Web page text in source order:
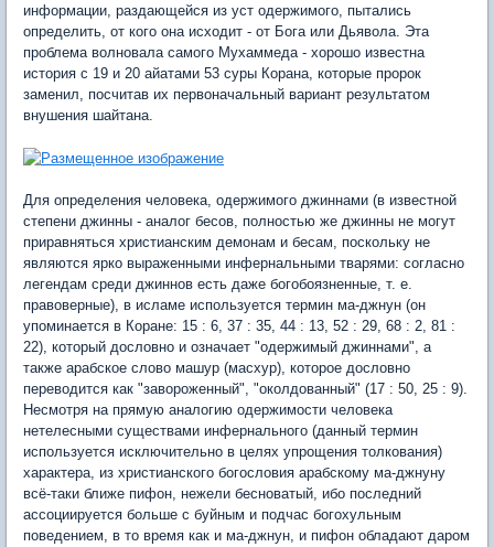
информации, раздающейся из уст одержимого, пытались
определить, от кого она исходит - от Бога или Дьявола. Эта
проблема волновала самого Мухаммеда - хорошо известна
история с 19 и 20 айатами 53 суры Корана, которые пророк
заменил, посчитав их первоначальный вариант результатом
внушения шайтана.
Для определения человека, одержимого джиннами (в известной
степени джинны - аналог бесов, полностью же джинны не могут
приравняться христианским демонам и бесам, поскольку не
являются ярко выраженными инфернальными тварями: согласно
легендам среди джиннов есть даже богобоязненные, т. е.
правоверные), в исламе используется термин ма-джнун (он
упоминается в Коране: 15 : 6, 37 : 35, 44 : 13, 52 : 29, 68 : 2, 81 :
22), который дословно и означает "одержимый джиннами", а
также арабское слово машур (масхур), которое дословно
переводится как "завороженный", "околдованный" (17 : 50, 25 : 9).
Несмотря на прямую аналогию одержимости человека
нетелесными существами инфернального (данный термин
используется исключительно в целях упрощения толкования)
характера, из христианского богословия арабскому ма-джнуну
всё-таки ближе пифон, нежели бесноватый, ибо последний
ассоциируется больше с буйным и подчас богохульным
поведением, в то время как и ма-джнун, и пифон обладают даром